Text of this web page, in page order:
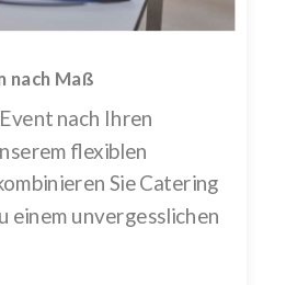
nach Maß
nach Ihren
flexiblen
Sie Catering
einem unvergesslichen